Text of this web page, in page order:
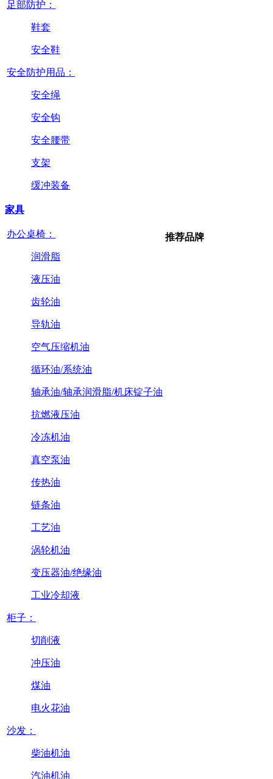
足部防护：
鞋套
安全鞋
安全防护用品：
安全绳
安全钩
安全腰带
支架
缓冲装备
家具
办公桌椅：
润滑脂
液压油
齿轮油
导轨油
空气压缩机油
循环油/系统油
轴承油/轴承润滑脂/机床锭子油
抗燃液压油
冷冻机油
真空泵油
传热油
链条油
工艺油
涡轮机油
变压器油/绝缘油
工业冷却液
柜子：
切削液
冲压油
煤油
电火花油
沙发：
柴油机油
汽油机油
推荐品牌